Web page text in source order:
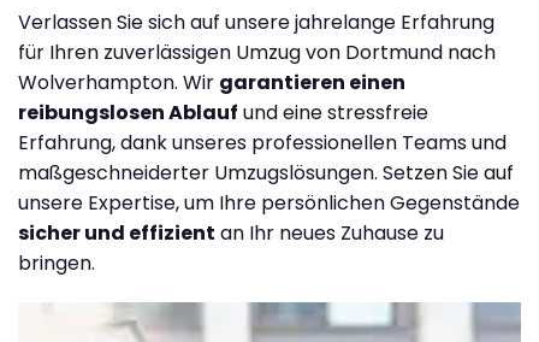
Verlassen Sie sich auf unsere jahrelange Erfahrung
für Ihren zuverlässigen Umzug von Dortmund nach
Wolverhampton. Wir garantieren einen
reibungslosen Ablauf und eine stressfreie
Erfahrung, dank unseres professionellen Teams und
maßgeschneiderter Umzugslösungen. Setzen Sie auf
unsere Expertise, um Ihre persönlichen Gegenstände
sicher und effizient an Ihr neues Zuhause zu
bringen.